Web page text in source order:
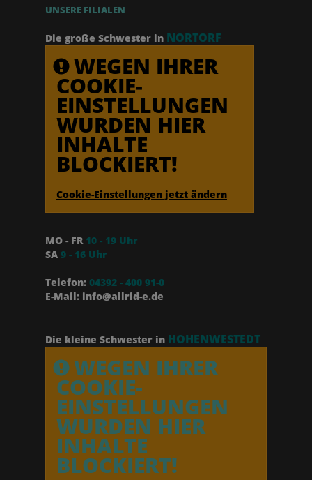
UNSERE FILIALEN
Die große Schwester in NORTORF
WEGEN IHRER
COOKIE-
EINSTELLUNGEN
WURDEN HIER
INHALTE
BLOCKIERT!
Cookie-Einstellungen jetzt ändern
MO - FR 10 - 19 Uhr
SA 9 - 16 Uhr
Telefon: 04392 - 400 91-0
E-Mail: info@allrid-e.de
Die kleine Schwester in HOHENWESTEDT
WEGEN IHRER
COOKIE-
EINSTELLUNGEN
WURDEN HIER
INHALTE
BLOCKIERT!